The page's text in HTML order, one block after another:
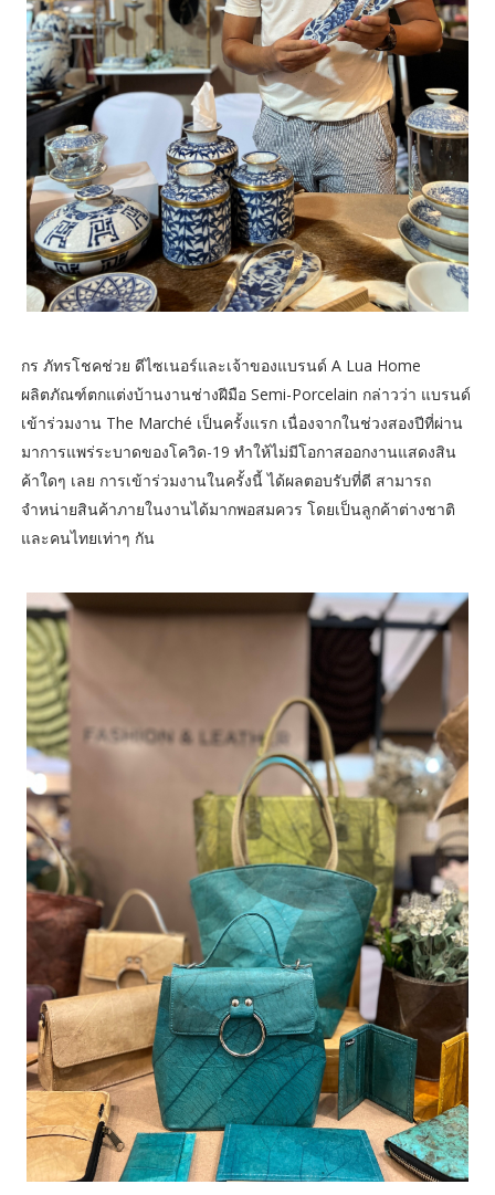
กร ภัทรโชคช่วย ดีไซเนอร์และเจ้าของแบรนด์ A Lua Home
ผลิตภัณฑ์ตกแต่งบ้านงานช่างฝีมือ Semi-Porcelain กล่าวว่า แบรนด์
เข้าร่วมงาน The Marché เป็นครั้งแรก เนื่องจากในช่วงสองปีที่ผ่าน
มาการแพร่ระบาดของโควิด-19 ทำให้ไม่มีโอกาสออกงานแสดงสิน
ค้าใดๆ เลย การเข้าร่วมงานในครั้งนี้ ได้ผลตอบรับที่ดี สามารถ
จำหน่ายสินค้าภายในงานได้มากพอสมควร โดยเป็นลูกค้าต่างชาติ
และคนไทยเท่าๆ กัน